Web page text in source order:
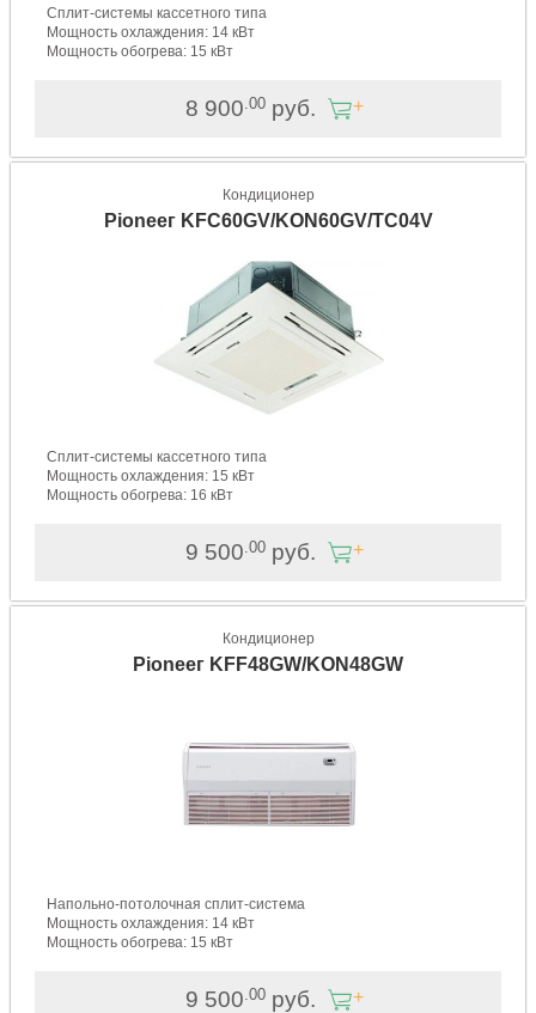
Сплит-системы кассетного типа
Мощность охлаждения: 14 кВт
Мощность обогрева: 15 кВт
8 900 .00руб.
Кондиционер
Pioneeг KFC60GV/KON60GV/TC04V
Сплит-системы кассетного типа
Мощность охлаждения: 15 кВт
Мощность обогрева: 16 кВт
9 500 .00руб.
Кондиционер
Pioneeг KFF48GW/KON48GW
Напольно-потолочная сплит-система
Мощность охлаждения: 14 кВт
Мощность обогрева: 15 кВт
9 500 .00руб.